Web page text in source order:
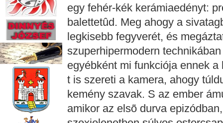
egy fehér-kék kerámiaedényt:
balettetûd. Meg ahogy a
legkisebb fegyverét, és
szuperhipermodern
egyébként mi funkciója ennek
t is szereti a kamera, ahogy
kemény szavak. S az ember
amikor az elsõ durva